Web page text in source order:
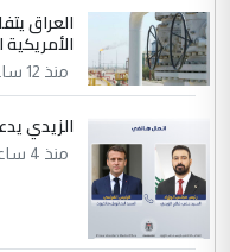
العراق
الأمريكية
منذ 12 ساعة
الزيدي
منذ 4 ساعة